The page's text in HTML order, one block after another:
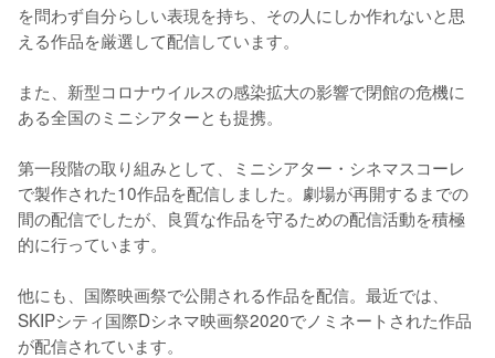
を問わず自分らしい表現を持ち、その人にしか作れないと思
える作品を厳選して配信しています。
また、新型コロナウイルスの感染拡大の影響で閉館の危機に
ある全国のミニシアターとも提携。
第一段階の取り組みとして、ミニシアター・シネマスコーレ
で製作された10作品を配信しました。劇場が再開するまでの
間の配信でしたが、良質な作品を守るための配信活動を積極
的に行っています。
他にも、国際映画祭で公開される作品を配信。最近では、
SKIPシティ国際Dシネマ映画祭2020でノミネートされた作品
が配信されています。